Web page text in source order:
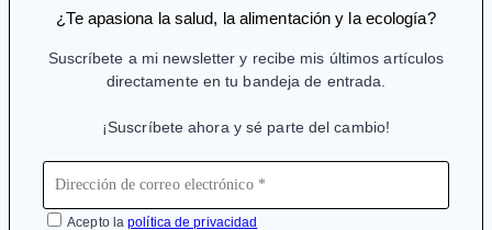
«fármaco
contra
ébola
¿Te apasiona la salud, la alimentación y la ecología?
Suscríbete a mi newsletter y recibe mis últimos artículos
directamente en tu bandeja de entrada.
¡Suscríbete ahora y sé parte del cambio!
Acepto lapolítica de privacidad